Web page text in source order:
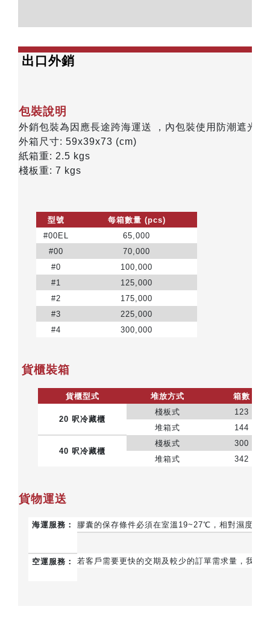
出口外銷
包裝說明
外銷包裝為因應長途跨海運送 ，內包裝使用防潮遮光的
外箱尺寸: 59x39x73 (cm)
紙箱重: 2.5 kgs
棧板重: 7 kgs
型號
每箱數量 (pcs)
#00EL
65,000
#00
70,000
#0
100,000
#1
125,000
#2
175,000
#3
225,000
#4
300,000
貨櫃裝箱
貨櫃型式 堆放方式 箱數
20 呎冷藏櫃
棧板式
123
堆箱式
144
40 呎冷藏櫃
棧板式
300
堆箱式
342
貨物運送
海運服務： 膠囊的保存條件必須在室溫19~27℃，相對濕度
空運服務： 若客戶需要更快的交期及較少的訂單需求量，我們